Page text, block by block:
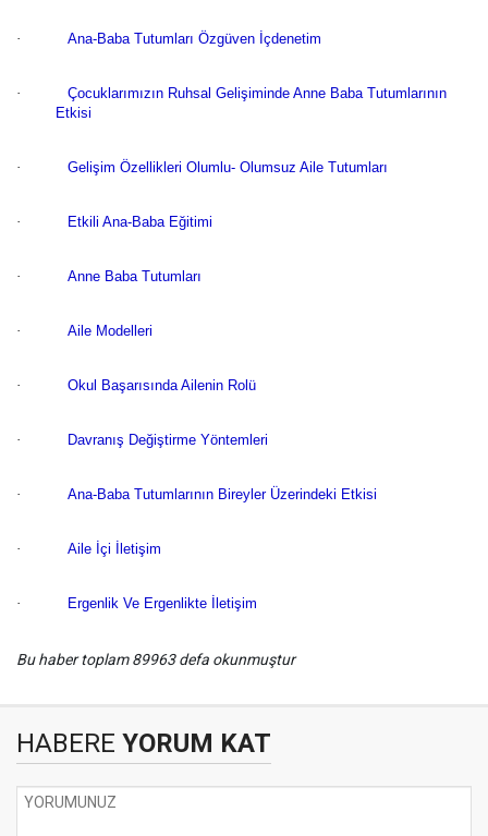
· Ana-Baba Tutumları Özgüven İçdenetim
·
Çocuklarımızın Ruhsal Gelişiminde Anne Baba Tutumlarının
Etkisi
· Gelişim Özellikleri Olumlu- Olumsuz Aile Tutumları
· Etkili Ana-Baba Eğitimi
· Anne Baba Tutumları
· Aile Modelleri
· Okul Başarısında Ailenin Rolü
· Davranış Değiştirme Yöntemleri
· Ana-Baba Tutumlarının Bireyler Üzerindeki Etkisi
· Aile İçi İletişim
· Ergenlik Ve Ergenlikte İletişim
Bu haber toplam 89963 defa okunmuştur
HABERE YORUM KAT